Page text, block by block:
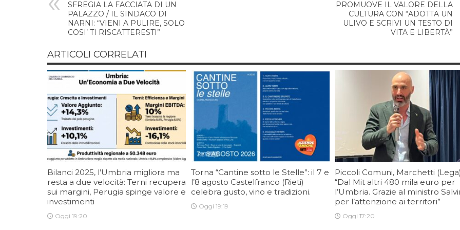
SFREGIA LA FACCIATA DI UN
PALAZZO / IL SINDACO DI
NARNI: “VIENI A PULIRE, SOLO
COSI’ TI RISCATTERESTI”
PROMUOVE IL VALORE DELLA
CULTURA CON “ADOTTA UN
ULIVO E SCRIVI UN TESTO DI
VITA E LIBERTÀ”
ARTICOLI CORRELATI
Bilanci 2025, l’Umbria migliora ma
resta a due velocità: Terni recupera
sui margini, Perugia spinge valore e
investimenti
Oggi 19:20
Torna “Cantine sotto le Stelle”: il 7 e
l’8 agosto Castelfranco (Rieti)
celebra gusto, vino e tradizioni.
Oggi 19:19
Piccoli Comuni, Marchetti
“Dal Mit altri 480 mila euro per
l’Umbria. Grazie al ministro
per l’attenzione ai territori”
Oggi 17:20